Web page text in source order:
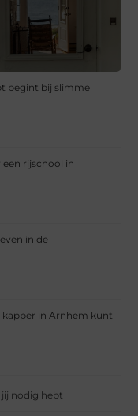
begint bij slimme
rijschool in
in de
kapper in Arnhem kunt
nodig hebt